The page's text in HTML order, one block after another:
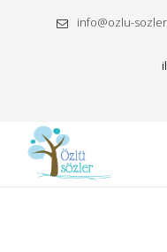
info@ozlu-